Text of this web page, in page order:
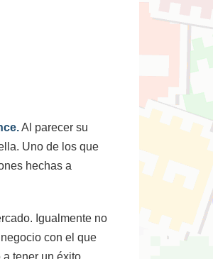
Al parecer su
Uno de los que
hechas a
Igualmente no
con el que
tener un éxito